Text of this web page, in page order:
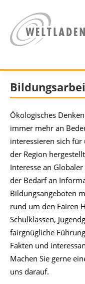
Ökologisches
immer mehr an
interessieren sich
der Region
Interesse an
der Bedarf an
Bildungsangeboten
rund um den Fairen
Schulklassen,
fairgnügliche
Fakten und
Machen Sie gerne
uns darauf.